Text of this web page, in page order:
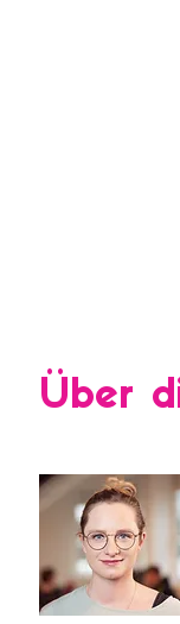
Über